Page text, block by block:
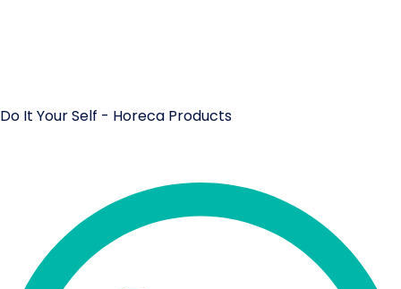
Do It Your Self - Horeca Products